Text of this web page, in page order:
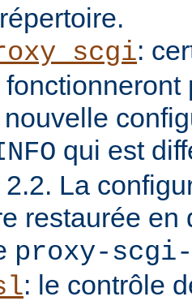
:
qui est
La
restaurée en
proxy-
: le contrôle